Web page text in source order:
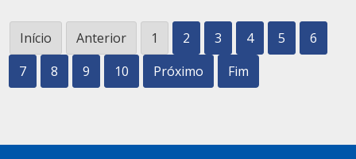
Início Anterior 1 2 3 4 5
6
7
8 9 10 Próximo Fim